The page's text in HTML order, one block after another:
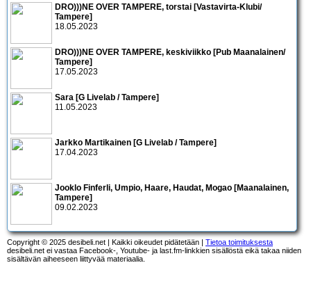
DRO)))NE OVER TAMPERE, torstai [Vastavirta-Klubi/
Tampere]
18.05.2023
DRO)))NE OVER TAMPERE, keskiviikko [Pub Maanalainen/
Tampere]
17.05.2023
Sara [G Livelab / Tampere]
11.05.2023
Jarkko Martikainen [G Livelab / Tampere]
17.04.2023
Jooklo Finferli, Umpio, Haare, Haudat, Mogao [Maanalainen,
Tampere]
09.02.2023
Copyright © 2025 desibeli.net | Kaikki oikeudet pidätetään | Tietoa toimituksesta
desibeli.net ei vastaa Facebook-, Youtube- ja last.fm-linkkien sisällöstä eikä takaa niiden
sisältävän aiheeseen liittyvää materiaalia.